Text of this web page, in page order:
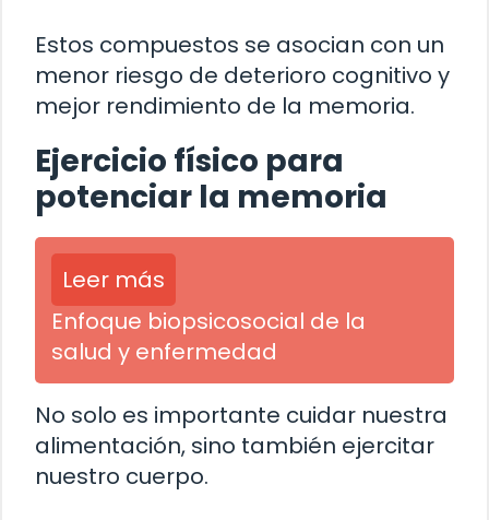
Estos compuestos se asocian con un
menor riesgo de deterioro cognitivo y
mejor rendimiento de la memoria.
Ejercicio físico para
potenciar la memoria
Leer más
Enfoque biopsicosocial de la
salud y enfermedad
No solo es importante cuidar nuestra
alimentación, sino también ejercitar
nuestro cuerpo.